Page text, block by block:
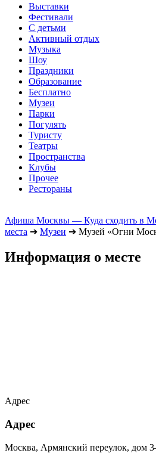
Выставки
Фестивали
С детьми
Активный отдых
Музыка
Шоу
Праздники
Образование
Бесплатно
Музеи
Парки
Погулять
Туристу
Театры
Пространства
Клубы
Прочее
Рестораны
Афиша Москвы — Куда сходить в
места ➔ Музеи ➔ Музей «Огни
Информация о месте
Адрес
Адрес
Москва, Армянский переулок, дом